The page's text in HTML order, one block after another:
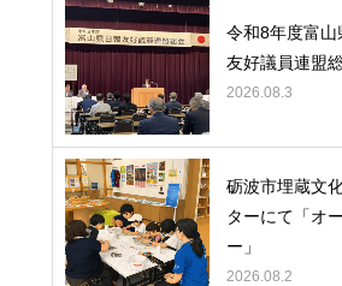
令和8年度富山
友好議員連盟
2026.08.3
砺波市埋蔵文
ターにて「オ
ー」
2026.08.2